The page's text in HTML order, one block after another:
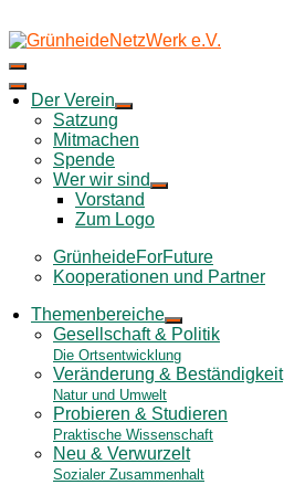
to
Der Verein
Satzung
Mitmachen
Spende
Wer wir sind
Vorstand
Zum Logo
GrünheideForFuture
Kooperationen und Partner
Themenbereiche
Gesellschaft & Politik
Die Ortsentwicklung
Veränderung & Beständigkeit
Natur und Umwelt
Probieren & Studieren
Praktische Wissenschaft
Neu & Verwurzelt
Sozialer Zusammenhalt